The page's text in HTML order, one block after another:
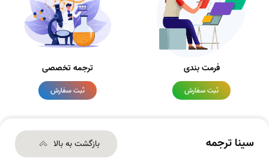
فرمت بندی
ثبت سفارش
ترجمه تخصصی
ثبت سفارش
سینا ترجمه بازگشت به بالا